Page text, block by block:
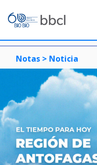
Notas > Noticia